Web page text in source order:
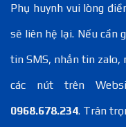
Phụ huynh vui lòng
sẽ liên hệ lại. Nếu cần
tin SMS, nhắn tin zalo,
các nút trên
0968.678.234. Trân